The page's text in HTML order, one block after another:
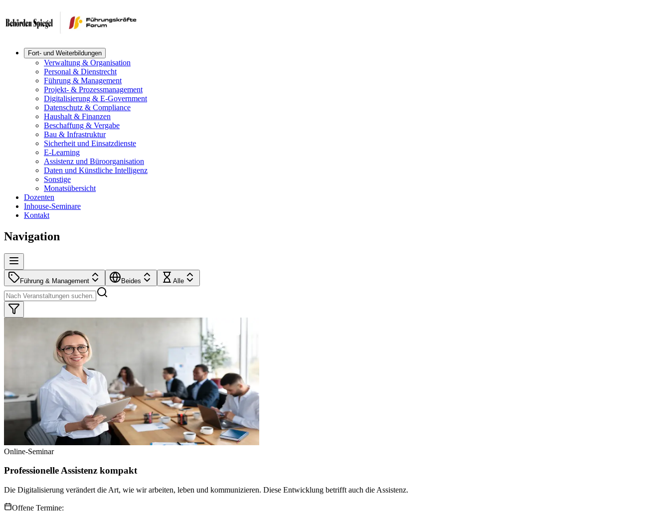
Fort- und Weiterbildungen
Verwaltung & Organisation
Personal & Dienstrecht
Führung & Management
Projekt- & Prozessmanagement
Digitalisierung & E-Government
Datenschutz & Compliance
Haushalt & Finanzen
Beschaffung & Vergabe
Bau & Infrastruktur
Sicherheit und Einsatzdienste
E-Learning
Assistenz und Büroorganisation
Daten und Künstliche Intelligenz
Sonstige
Monatsübersicht
Dozenten
Inhouse-Seminare
Kontakt
Navigation
Führung & Management Beides Alle
Online-Seminar
Professionelle Assistenz kompakt
Die Digitalisierung verändert die Art, wie wir arbeiten, leben und kommunizieren. Diese Entwicklung betrifft auch die Assistenz.
Offene Termine: